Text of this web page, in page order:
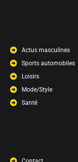
Actus masculines
Sports automobiles
Loisirs
Mode/Style
Santé